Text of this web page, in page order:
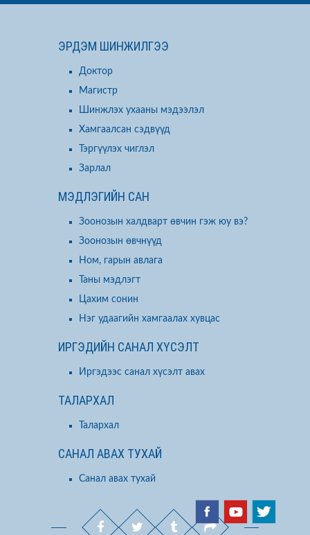
ЭРДЭМ ШИНЖИЛГЭЭ
Доктор
Магистр
Шинжлэх ухааны мэдээлэл
Хамгаалсан сэдвүүд
Тэргүүлэх чиглэл
Зарлал
МЭДЛЭГИЙН САН
Зоонозын халдварт өвчин гэж юу вэ?
Зоонозын өвчнүүд
Ном, гарын авлага
Таны мэдлэгт
Цахим сонин
Нэг удаагийн хамгаалах хувцас
ИРГЭДИЙН САНАЛ ХҮСЭЛТ
Иргэдээс санал хүсэлт авах
ТАЛАРХАЛ
Талархал
САНАЛ АВАХ ТУХАЙ
Санал авах тухай